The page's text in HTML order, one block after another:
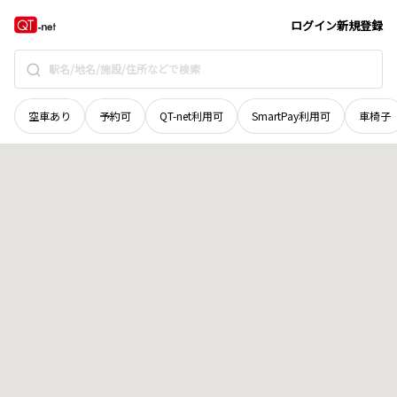
ログイン新規登録
空車あり 予約可 QT-net利用可 SmartPay利用可 車椅子
北海道